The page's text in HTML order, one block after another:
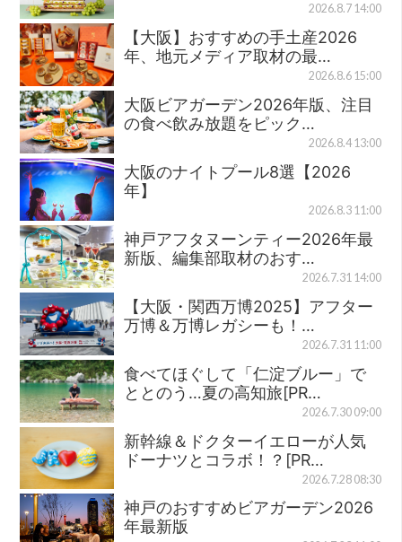
2026.8.7 14:00
【大阪】おすすめの手土産2026
年、地元メディア取材の最…
2026.8.6 15:00
大阪ビアガーデン2026年版、注目
の食べ飲み放題をピック…
2026.8.4 13:00
大阪のナイトプール8選【2026
年】
2026.8.3 11:00
神戸アフタヌーンティー2026年最
新版、編集部取材のおす…
2026.7.31 14:00
【大阪・関西万博2025】アフター
万博＆万博レガシーも！…
2026.7.31 11:00
食べてほぐして「仁淀ブルー」で
ととのう…夏の高知旅[PR…
2026.7.30 09:00
新幹線＆ドクターイエローが人気
ドーナツとコラボ！？[PR…
2026.7.28 08:30
神戸のおすすめビアガーデン2026
年最新版